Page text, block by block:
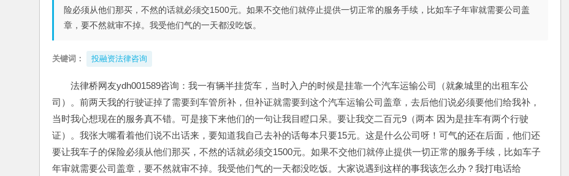
险必须从他们那买，不然的话就必须交1500元。如果不交他们就停止提供一切正常的服务手续，比如车子年审就需要公司盖
章，要不然就审不掉。我受他们气的一天都没吃饭。
关键词： 投融资法律咨询
法律桥网友ydh001589咨询：我一有辆半挂货车，当时入户的时候是挂靠一个汽车运输公司（就象城里的出租车公
司）。前两天我的行驶证掉了需要到车管所补，但补证就需要到这个汽车运输公司盖章，去后他们说必须要他们给我补，
当时我心想现在的服务真不错。可是接下来他们的一句让我目瞪口呆。要让我交二百元9（两本 因为是挂车有两个行驶
证）。我张大嘴看着他们说不出话来，要知道我自己去补的话每本只要15元。这是什么公司呀！可气的还在后面，他们还
要让我车子的保险必须从他们那买，不然的话就必须交1500元。如果不交他们就停止提供一切正常的服务手续，比如车子
年审就需要公司盖章，要不然就审不掉。我受他们气的一天都没吃饭。大家说遇到这样的事我该怎么办？我打电话给